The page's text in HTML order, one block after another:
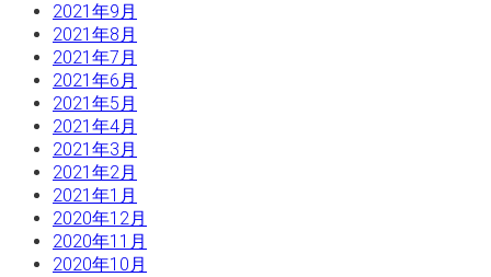
2021年9月
2021年8月
2021年7月
2021年6月
2021年5月
2021年4月
2021年3月
2021年2月
2021年1月
2020年12月
2020年11月
2020年10月